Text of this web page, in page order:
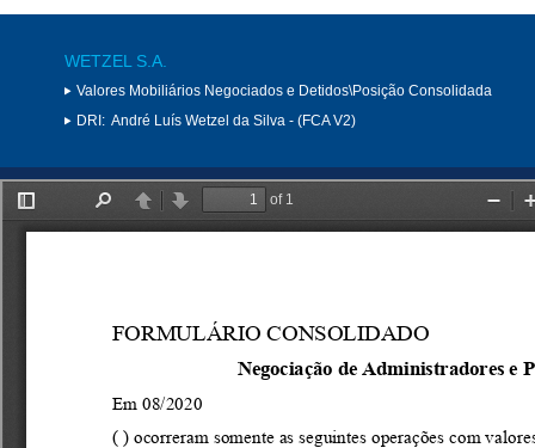
WETZEL S.A.
Valores Mobiliários Negociados e Detidos\Posição Consolidada
DRI: André Luís Wetzel da Silva - (FCA V2)